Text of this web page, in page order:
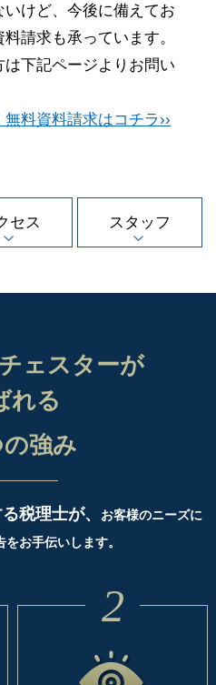
けど、今後に備えてお
請求も承っています。
下記ページよりお問い
料資料請求はコチラ››
セス スタッフ
ェスターが
れる
強み
税理士が、
お客様のニーズに
お手伝いします。
2